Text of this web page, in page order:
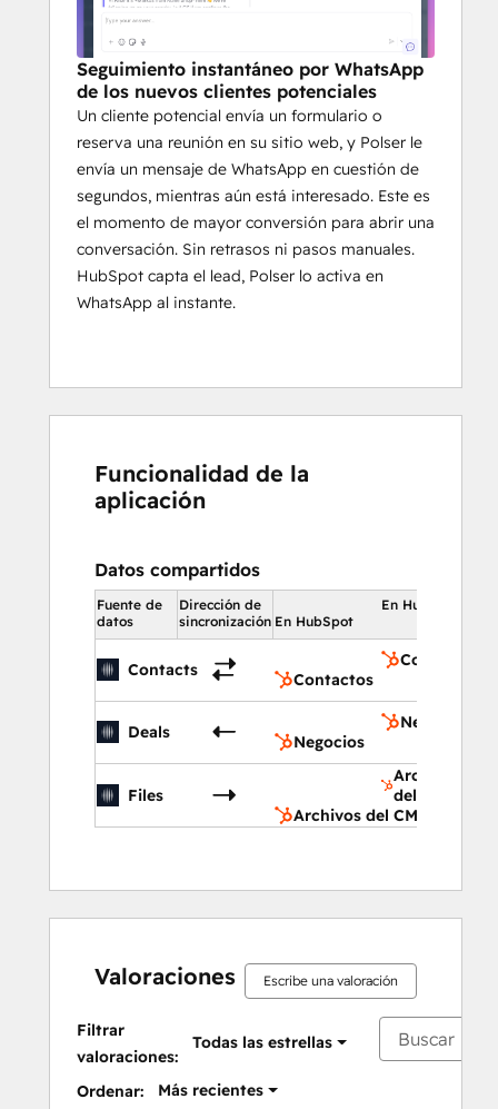
Seguimiento instantáneo por WhatsApp
de los nuevos clientes potenciales
Un cliente potencial envía un formulario o
reserva una reunión en su sitio web, y Polser le
envía un mensaje de WhatsApp en cuestión de
segundos, mientras aún está interesado. Este es
el momento de mayor conversión para abrir una
conversación. Sin retrasos ni pasos manuales.
HubSpot capta el lead, Polser lo activa en
WhatsApp al instante.
Funcionalidad de la
aplicación
Datos compartidos
Fuente de
datos
Dirección de
sincronización
En HubSpot
En HubSpot
Contacts
Contactos
Contactos
Deals
Negocios
Negocios
Files
Archivos
del CMS
Archivos del CMS
Valoraciones Escribe una valoración
Filtrar
valoraciones:
Todas las estrellas
Ordenar: Más recientes